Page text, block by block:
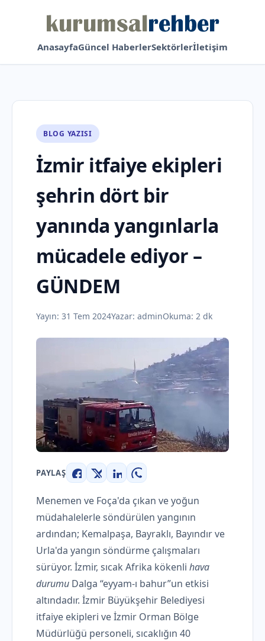
AnasayfaGüncel HaberlerSektörlerİletişim
BLOG YAZISI
İzmir itfaiye ekipleri
şehrin dört bir
yanında yangınlarla
mücadele ediyor –
GÜNDEM
Yayın: 31 Tem 2024Yazar: adminOkuma: 2 dk
PAYLAŞ
Facebook
X LinkedInWhatsApp
Menemen ve Foça'da çıkan ve yoğun
müdahalelerle söndürülen yangının
ardından; Kemalpaşa, Bayraklı, Bayındır ve
Urla'da yangın söndürme çalışmaları
sürüyor. İzmir, sıcak Afrika kökenli hava
durumu Dalga “eyyam-ı bahur”un etkisi
altındadır. İzmir Büyükşehir Belediyesi
itfaiye ekipleri ve İzmir Orman Bölge
Müdürlüğü personeli, sıcaklığın 40